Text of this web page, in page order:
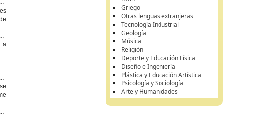
a
Griego
Otras lenguas extranjeras
Tecnología Industrial
Geología
Música
Religión
Deporte y Educación Física
Diseño e Ingeniería
Plástica y Educación Artística
Psicología y Sociología
Arte y Humanidades